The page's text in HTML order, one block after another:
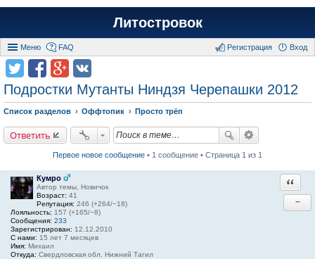
Литостровок
Меню FAQ Вход
Регистрация
Подростки Мутанты Ниндзя Черепашки 2012
Список разделов Оффтопик Просто трёп
Ответить
Первое новое сообщение • 1 сообщение • Страница 1 из 1
Кумро
Автор темы, Новичок
Возраст: 41
Репутация: 246 (+264/−18)
Лояльность: 157 (+165/−8)
Сообщения: 233
Зарегистрирован: 12.12.2010
С нами: 15 лет 7 месяцев
Имя: Михаил
Откуда: Свердловская обл. Нижний Тагил
−